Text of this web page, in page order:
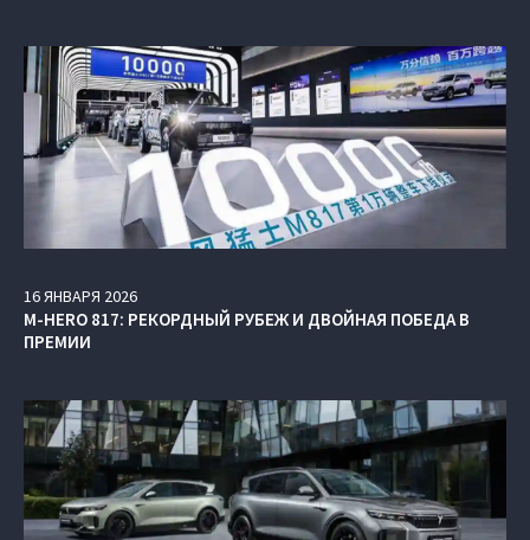
16ЯНВАРЯ 2026
M‑HERO 817: РЕКОРДНЫЙ РУБЕЖ И ДВОЙНАЯ ПОБЕДА В
ПРЕМИИ